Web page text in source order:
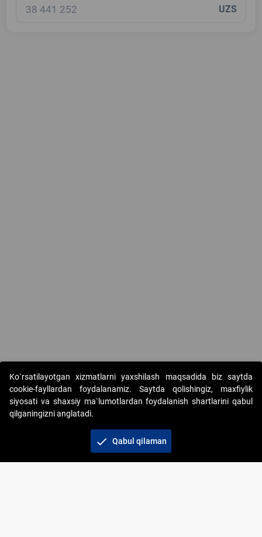
UZS
Copyright © 2017-2026. "Elektron onlayn-auksionlarni
tashkil etish" AJ. Barcha huquqlar himoyalangan
Ko`rsatilayotgan xizmatlarni yaxshilash maqsadida biz saytda
cookie-fayllardan foydalanamiz. Saytda qolishingiz, maxfiylik
siyosati va shaxsiy ma`lumotlardan foydalanish shartlarini qabul
qilganingizni anglatadi.
check Qabul qilaman